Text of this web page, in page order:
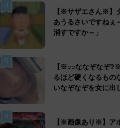
4
【※サザエさん※】
あうるさいですねぇ
消すですか～」
5
【※○○ななぞなぞ
るほど硬くなるもの
いなぞなぞを女に出
6
【※画像あり※】ア